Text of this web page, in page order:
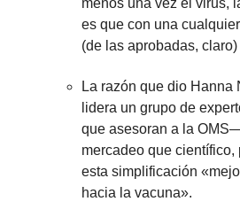
es que con una
(de las aprobadas,
La razón que dio
lidera un grupo de
que asesoran a la
mercadeo que
esta simplificación
hacia la vacuna».